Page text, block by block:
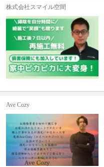
株式会社スマイル空間
Ave Cozy